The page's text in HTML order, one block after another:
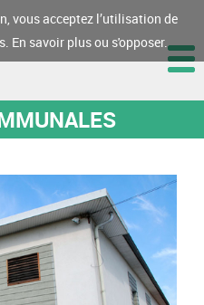
vous acceptez l’utilisation de
En savoir plus ou s'opposer.